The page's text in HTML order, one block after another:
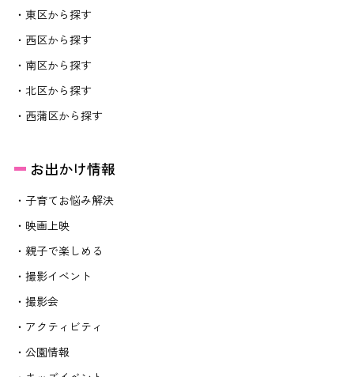
・東区から探す
・西区から探す
・南区から探す
・北区から探す
・西蒲区から探す
お出かけ情報
・子育てお悩み解決
・映画上映
・親子で楽しめる
・撮影イベント
・撮影会
・アクティビティ
・公園情報